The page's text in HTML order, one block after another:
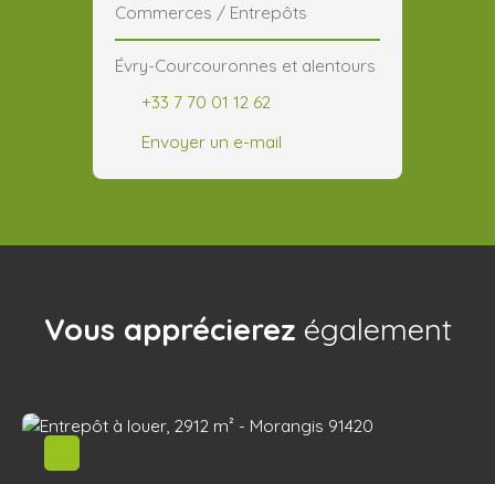
Commerces / Entrepôts
Évry-Courcouronnes et alentours
+33 7 70 01 12 62
Envoyer un e-mail
Vous apprécierez également